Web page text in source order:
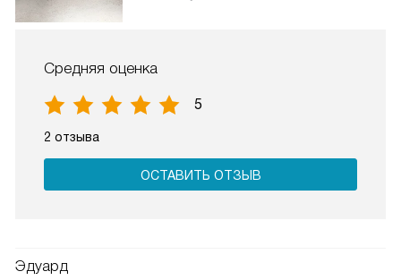
Средняя оценка
5
2 отзыва
ОСТАВИТЬ ОТЗЫВ
Эдуард